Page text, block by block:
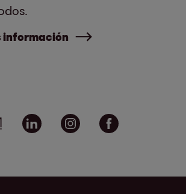
información
media links - share article
Email Linkedin Instagram